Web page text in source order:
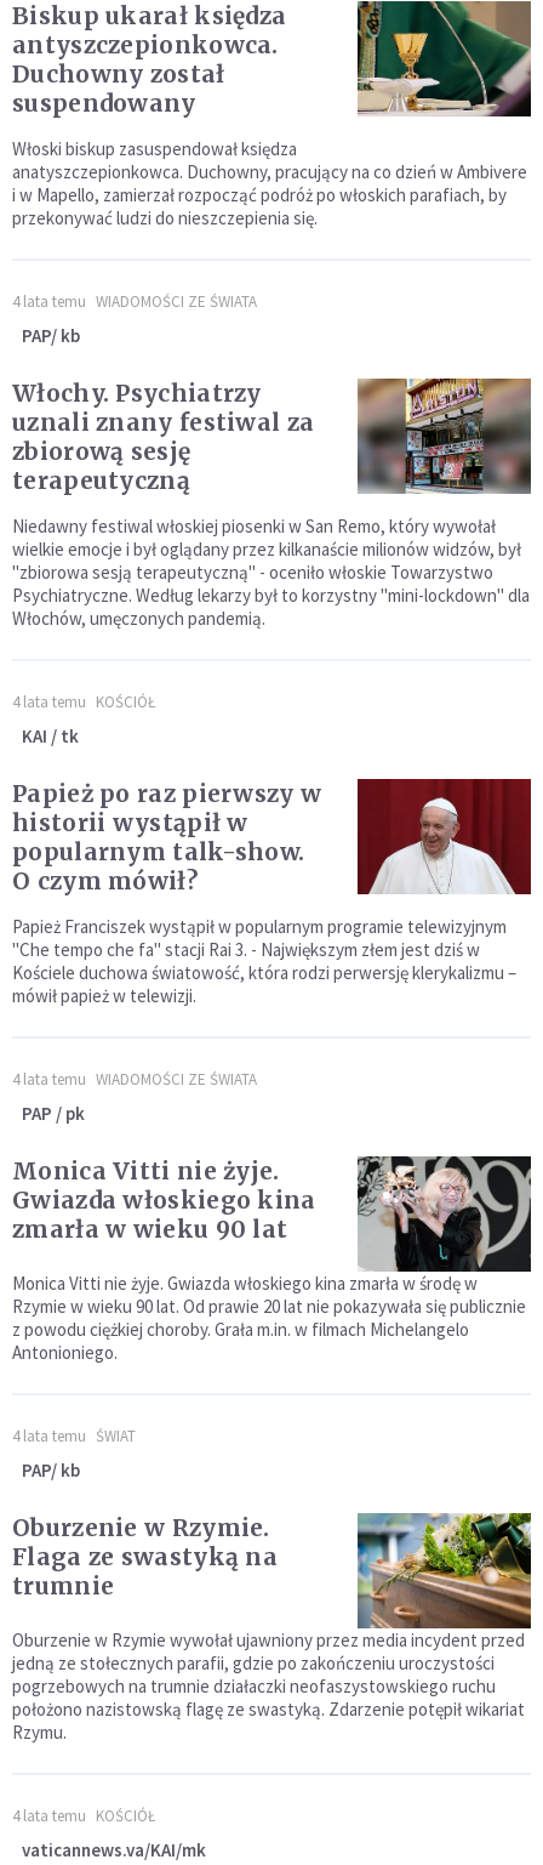
Biskup ukarał księdza
antyszczepionkowca.
Duchowny został
suspendowany
Włoski biskup zasuspendował księdza
anatyszczepionkowca. Duchowny, pracujący na co dzień w Ambivere
i w Mapello, zamierzał rozpocząć podróż po włoskich parafiach, by
przekonywać ludzi do nieszczepienia się.
4 lata temu WIADOMOŚCI ZE ŚWIATA
PAP/ kb
Włochy. Psychiatrzy
uznali znany festiwal za
zbiorową sesję
terapeutyczną
Niedawny festiwal włoskiej piosenki w San Remo, który wywołał
wielkie emocje i był oglądany przez kilkanaście milionów widzów, był
"zbiorowa sesją terapeutyczną" - oceniło włoskie Towarzystwo
Psychiatryczne. Według lekarzy był to korzystny "mini-lockdown" dla
Włochów, umęczonych pandemią.
4 lata temu KOŚCIÓŁ
KAI / tk
Papież po raz pierwszy w
historii wystąpił w
popularnym talk-show.
O czym mówił?
Papież Franciszek wystąpił w popularnym programie telewizyjnym
"Che tempo che fa" stacji Rai 3. - Największym złem jest dziś w
Kościele duchowa światowość, która rodzi perwersję klerykalizmu –
mówił papież w telewizji.
4 lata temu WIADOMOŚCI ZE ŚWIATA
PAP / pk
Monica Vitti nie żyje.
Gwiazda włoskiego kina
zmarła w wieku 90 lat
Monica Vitti nie żyje. Gwiazda włoskiego kina zmarła w środę w
Rzymie w wieku 90 lat. Od prawie 20 lat nie pokazywała się publicznie
z powodu ciężkiej choroby. Grała m.in. w filmach Michelangelo
Antonioniego.
4 lata temu ŚWIAT
PAP/ kb
Oburzenie w Rzymie.
Flaga ze swastyką na
trumnie
Oburzenie w Rzymie wywołał ujawniony przez media incydent przed
jedną ze stołecznych parafii, gdzie po zakończeniu uroczystości
pogrzebowych na trumnie działaczki neofaszystowskiego ruchu
położono nazistowską flagę ze swastyką. Zdarzenie potępił wikariat
Rzymu.
4 lata temu KOŚCIÓŁ
vaticannews.va/KAI/mk